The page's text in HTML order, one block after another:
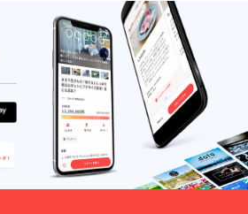
ショッ
プ。 リ
ビング&
ダイニ
ングの
障子
を、断
熱性能
がグン
と上が
る断熱
障子に
リノベ
後にお
送りし
ます。